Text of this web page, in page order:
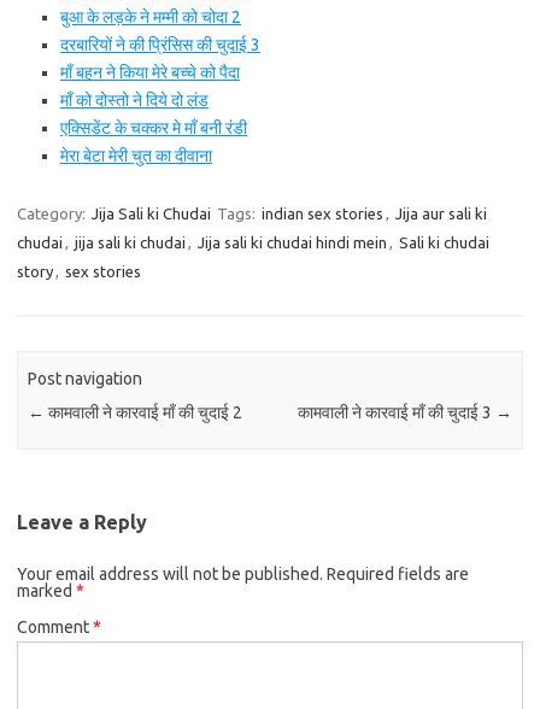
बुआ के लड़के ने मम्मी को चोदा 2
दरबारियों ने की प्रिंसिस की चुदाई 3
माँ बहन ने किया मेरे बच्चे को पैदा
माँ को दोस्तो ने दिये दो लंड
एक्सिडेंट के चक्कर मे माँ बनी रंडी
मेरा बेटा मेरी चुत का दीवाना
Category: Jija Sali ki Chudai Tags: indian sex stories , Jija aur sali ki
chudai , jija sali ki chudai , Jija sali ki chudai hindi mein , Sali ki chudai
story, sex stories
Post navigation
← कामवाली ने कारवाई माँ की चुदाई 2 कामवाली ने कारवाई माँ की चुदाई 3 →
Leave a Reply
Your email address will not be published. Required fields are
marked *
Comment*